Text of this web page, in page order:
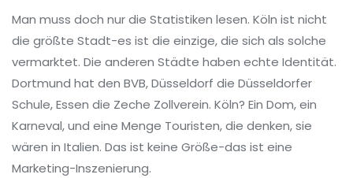
Man muss doch nur die Statistiken lesen. Köln ist nicht
die größte Stadt-es ist die einzige, die sich als solche
vermarktet. Die anderen Städte haben echte Identität.
Dortmund hat den BVB, Düsseldorf die Düsseldorfer
Schule, Essen die Zeche Zollverein. Köln? Ein Dom, ein
Karneval, und eine Menge Touristen, die denken, sie
wären in Italien. Das ist keine Größe-das ist eine
Marketing-Inszenierung.